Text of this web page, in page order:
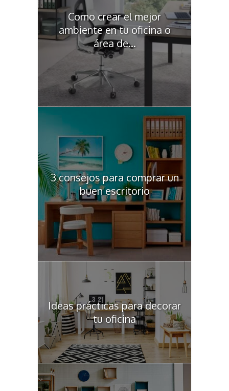
Como crear el mejor
ambiente en tu oficina o
área de...
3 consejos para comprar un
buen escritorio
Ideas prácticas para decorar
tu oficina